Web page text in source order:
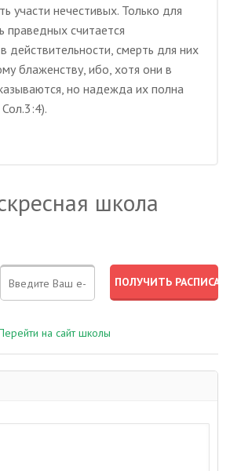
участи нечестивых. Только для
праведных считается
действительности, смерть для них
блаженству, ибо, хотя они в
но надежда их полна
школа
на сайт школы